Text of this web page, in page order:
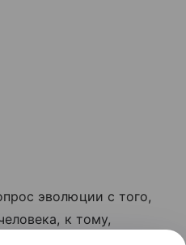
эволюции с того,
к тому,